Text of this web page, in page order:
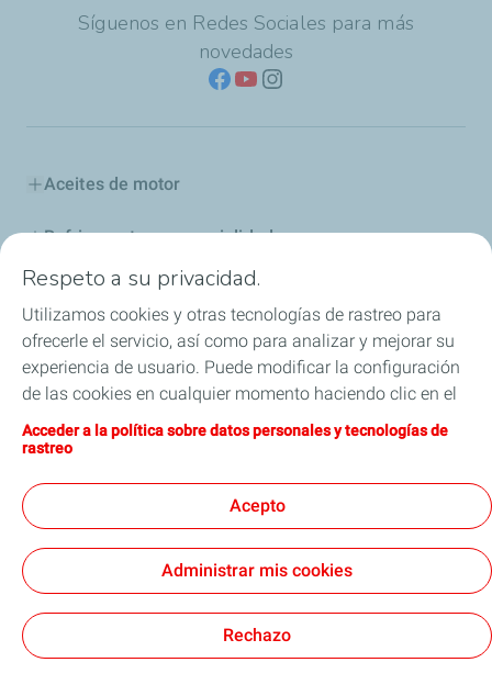
Síguenos en Redes Sociales para más
novedades
Aceites de motor
Refrigerantes y especialidades
Distribuidores
Sponsoring
Industria
Iron Dames y TotalEnergies, juntos en las 24 horas
Accesibilidad: Cumplimiento parcial
Respeto a su privacidad.
Utilizamos cookies y otras tecnologías de rastreo para
ofrecerle el servicio, así como para analizar y mejorar su
experiencia de usuario. Puede modificar la configuración
de las cookies en cualquier momento haciendo clic en el
botón «Gérer mes cookies» (Gestionar cookies). Al hacer
clic en el botón «J’accepte» (Aceptar), nos autoriza a
refuse» (Rechazar), depositaremos únicamente las
cookies técnicas estrictamente necesarias para el
correcto funcionamiento del sitio web. Si desea más
información, puede consultar la página relativa a la
Acceder a la política sobre datos personales y tecnologías de
rastreo
Acepto
Administrar mis cookies
Rechazo